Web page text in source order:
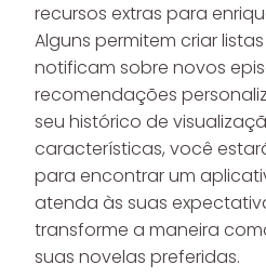
recursos extras para
Alguns permitem criar
notificam sobre novos
recomendações
seu histórico de
características, você
para encontrar um
atenda às suas
transforme a maneira
suas novelas preferidas.